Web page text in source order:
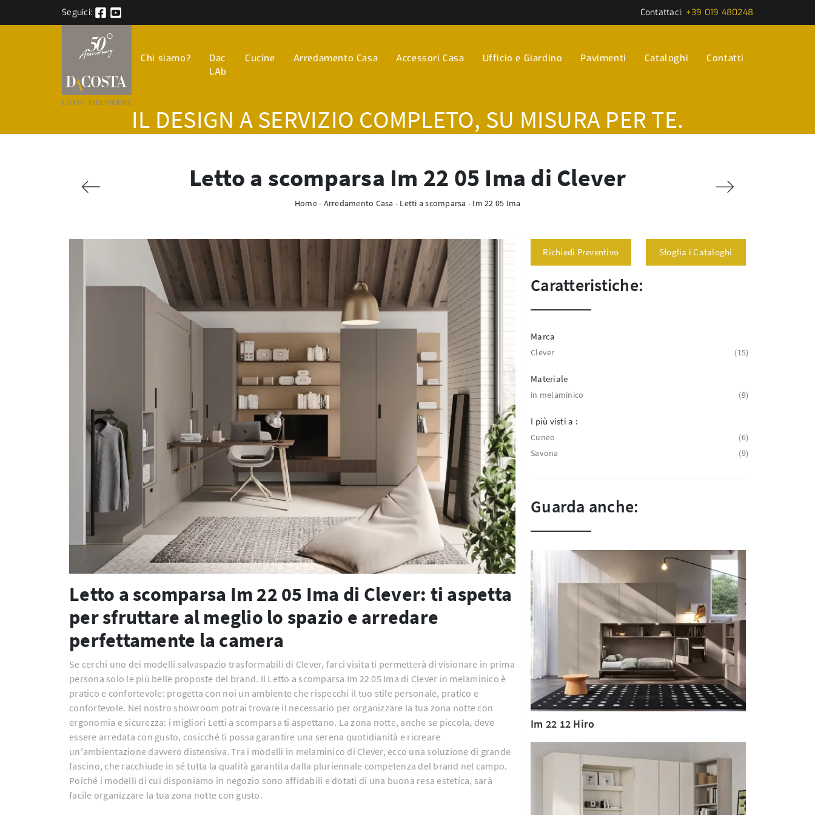
Seguici: Contattaci: +39 019 480248
Chi siamo?
Dac
LAb
Cucine Arredamento Casa Accessori Casa Ufficio e Giardino Pavimenti Cataloghi Contatti
IL DESIGN A SERVIZIO COMPLETO, SU MISURA PER TE.
Letto a scomparsa Im 22 05 Ima di Clever
Home- Arredamento Casa - Letti a scomparsa - Im 22 05 Ima
Letto a scomparsa Im 22 05 Ima di Clever: ti aspetta
per sfruttare al meglio lo spazio e arredare
perfettamente la camera
Se cerchi uno dei modelli salvaspazio trasformabili di Clever, farci visita ti permetterà di visionare in prima
persona solo le più belle proposte del brand. Il Letto a scomparsa Im 22 05 Ima di Clever in melaminico è
pratico e confortevole: progetta con noi un ambiente che rispecchi il tuo stile personale, pratico e
confortevole. Nel nostro showroom potrai trovare il necessario per organizzare la tua zona notte con
ergonomia e sicurezza: i migliori Letti a scomparsa ti aspettano. La zona notte, anche se piccola, deve
essere arredata con gusto, cosicché ti possa garantire una serena quotidianità e ricreare
un'ambientazione davvero distensiva. Tra i modelli in melaminico di Clever, ecco una soluzione di grande
fascino, che racchiude in sé tutta la qualità garantita dalla pluriennale competenza del brand nel campo.
Poiché i modelli di cui disponiamo in negozio sono affidabili e dotati di una buona resa estetica, sarà
facile organizzare la tua zona notte con gusto.
Richiedi Preventivo Sfoglia i Cataloghi
Caratteristiche:
Marca
Clever 15
Materiale
in melaminico 9
I più visti a :
Cuneo
6
Savona
9
Guarda anche:
Im 22 12 Hiro